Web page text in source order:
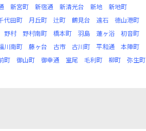
新宮町 新宿通 新清光台 新地
新地町
代田町 月丘町 辻町 鶴見台 遠石
徳山港町
野村 野村南町 橋本町 羽島 蓮ヶ浴
初音町
川南町 藤ヶ台 古市 古川町 平和通
本陣町
町 御山町 御幸通 室尾 毛利町 柳町
弥生町